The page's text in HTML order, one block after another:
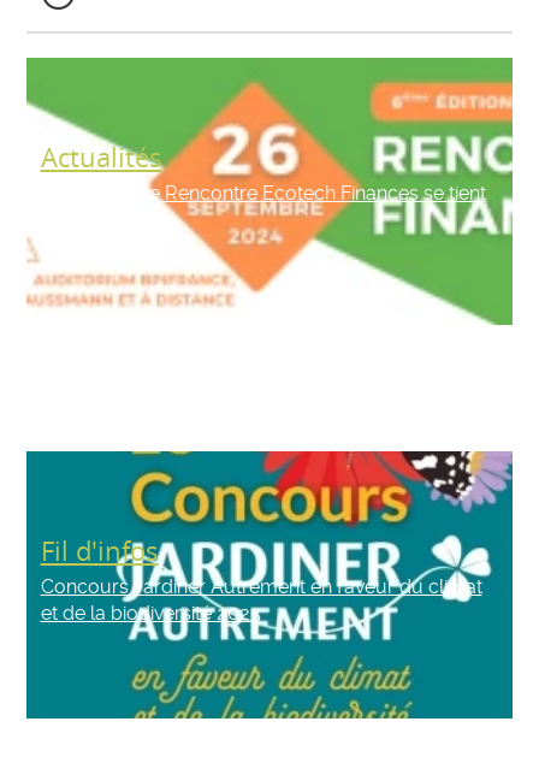
La cinquième Rencontre Ecotech Finances se tient
Actualités
Concours Jardiner Autrement en faveur du climat
et de la biodiversité 2025
Fil d'infos